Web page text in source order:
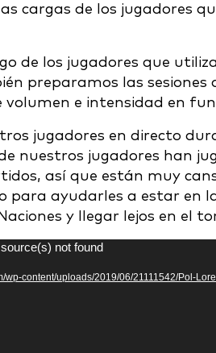
cargas de los jugadores
de los jugadores que
preparamos las
e intensidad en
jugadores en directo
nuestros jugadores han
así que están muy
para ayudarles a estar en
y llegar lejos en el
not found
content/uploads/2019/06/21111542/Pol-